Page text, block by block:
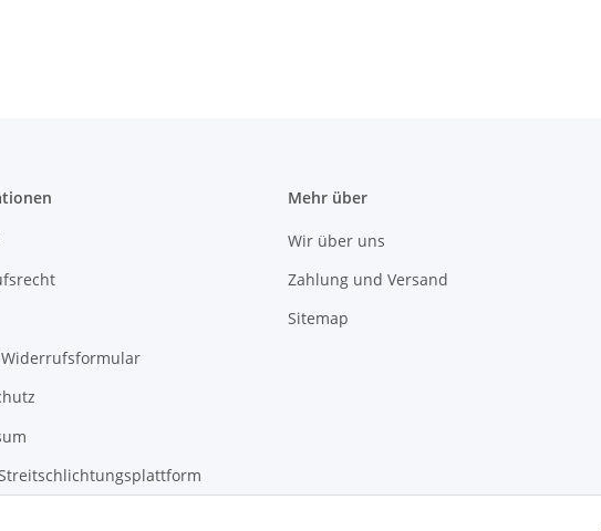
Mehr über
Wir über uns
Zahlung und Versand
Sitemap